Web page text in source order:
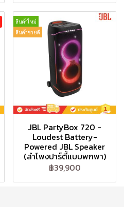
สินค้าใหม่
สินค้าขายดี
JBL PartyBox 720 -
Loudest Battery-
Powered JBL Speaker
(ลำโพงปาร์ตี้แบบพกพา)
฿39,900